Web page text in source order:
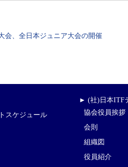
会、全日本ジュニア大会の開催
スケジュール
► (社)日本ITF
協会役員挨拶
会則
組織図
役員紹介